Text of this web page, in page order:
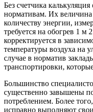
Без счетчика
нормативам. Их величина
количеству энергии,
требуется на обогрев 1 м
корректируется в
температуры воздуха на
случае в норматив
транспортировки,
Большинство
существенно завышены
потреблением. Более
исправно выполняют